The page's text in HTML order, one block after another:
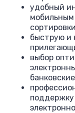
удобный
быструю и
выбор
поддержку